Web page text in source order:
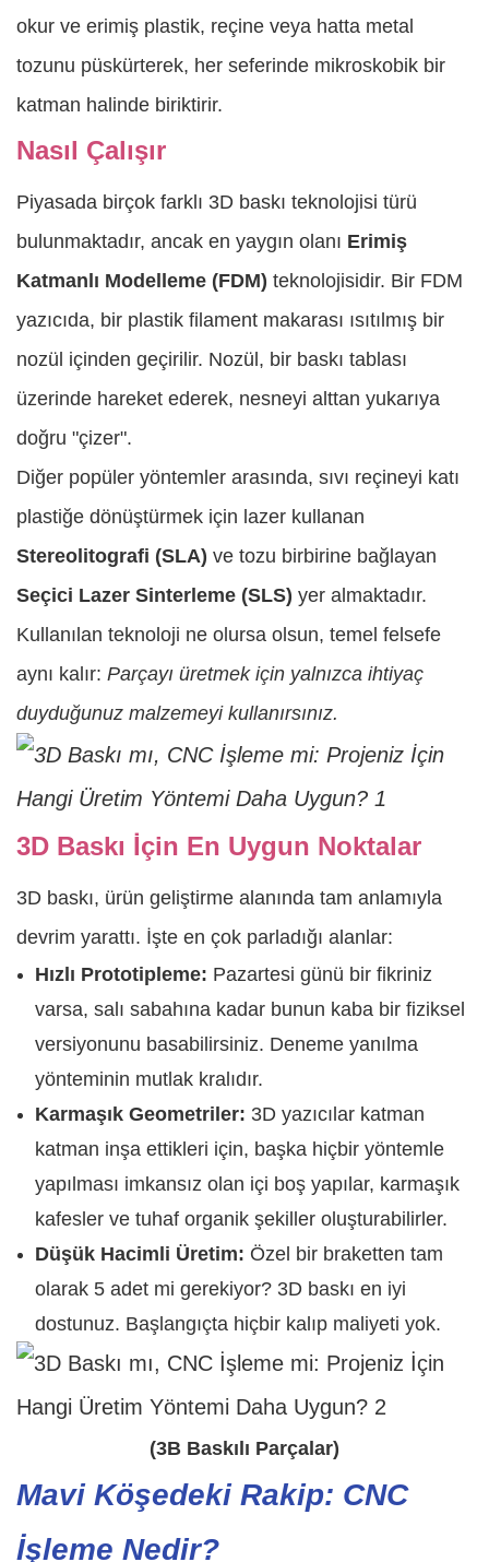
okur ve erimiş plastik, reçine veya hatta metal
tozunu püskürterek, her seferinde mikroskobik bir
katman halinde biriktirir.
Nasıl Çalışır
Piyasada birçok farklı 3D baskı teknolojisi türü
bulunmaktadır, ancak en yaygın olanı Erimiş
Katmanlı Modelleme (FDM) teknolojisidir. Bir FDM
yazıcıda, bir plastik filament makarası ısıtılmış bir
nozül içinden geçirilir. Nozül, bir baskı tablası
üzerinde hareket ederek, nesneyi alttan yukarıya
doğru "çizer".
Diğer popüler yöntemler arasında, sıvı reçineyi katı
plastiğe dönüştürmek için lazer kullanan
Stereolitografi (SLA) ve tozu birbirine bağlayan
Seçici Lazer Sinterleme (SLS) yer almaktadır.
Kullanılan teknoloji ne olursa olsun, temel felsefe
aynı kalır: Parçayı üretmek için yalnızca ihtiyaç
duyduğunuz malzemeyi kullanırsınız.
3D Baskı İçin En Uygun Noktalar
3D baskı, ürün geliştirme alanında tam anlamıyla
devrim yarattı. İşte en çok parladığı alanlar:
Hızlı Prototipleme: Pazartesi günü bir fikriniz
varsa, salı sabahına kadar bunun kaba bir fiziksel
versiyonunu basabilirsiniz. Deneme yanılma
yönteminin mutlak kralıdır.
Karmaşık Geometriler: 3D yazıcılar katman
katman inşa ettikleri için, başka hiçbir yöntemle
yapılması imkansız olan içi boş yapılar, karmaşık
kafesler ve tuhaf organik şekiller oluşturabilirler.
Düşük Hacimli Üretim: Özel bir braketten tam
olarak 5 adet mi gerekiyor? 3D baskı en iyi
dostunuz. Başlangıçta hiçbir kalıp maliyeti yok.
(3B Baskılı Parçalar)
Mavi Köşedeki Rakip: CNC
İşleme Nedir?